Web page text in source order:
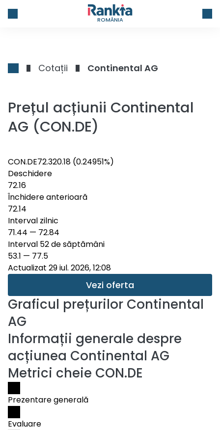
ROMÂNIA
Cotații Continental AG
Prețul acțiunii Continental
AG (CON.DE)
CON.DE72.320.18 (0.24951%)
Deschidere
72.16
Închidere anterioară
72.14
Interval zilnic
71.44 — 72.84
Interval 52 de săptămâni
53.1 — 77.5
Actualizat 29 iul. 2026, 12:08
Vezi oferta
Graficul prețurilor Continental
AG
Informații generale despre
acțiunea Continental AG
Metrici cheie CON.DE
Prezentare generală
Evaluare